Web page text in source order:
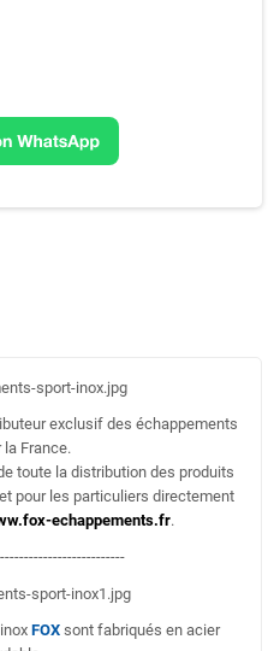
exclusif des échappements
la France.
toute la distribution des produits
pour les particuliers directement
echappements.fr.
FOX sont fabriqués en acier